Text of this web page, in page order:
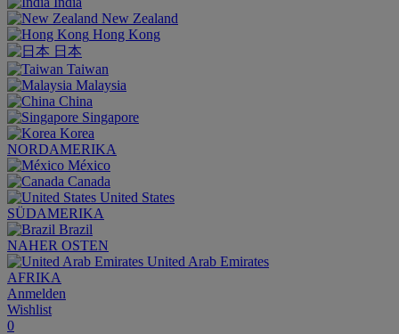
New Zealand
Hong Kong
日本
Taiwan
Malaysia
China
Singapore
Korea
NORDAMERIKA
México
Canada
United States
SÜDAMERIKA
Brazil
NAHER OSTEN
United Arab Emirates
AFRIKA
Anmelden
Wishlist
0